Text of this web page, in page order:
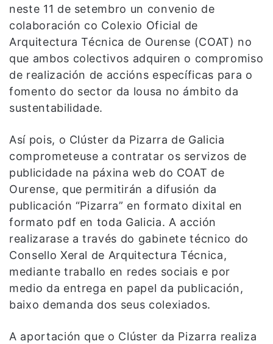
neste 11 de setembro un convenio de
colaboración co Colexio Oficial de
Arquitectura Técnica de Ourense (COAT) no
que ambos colectivos adquiren o compromiso
de realización de accións específicas para o
fomento do sector da lousa no ámbito da
sustentabilidade.
Así pois, o Clúster da Pizarra de Galicia
comprometeuse a contratar os servizos de
publicidade na páxina web do COAT de
Ourense, que permitirán a difusión da
publicación “Pizarra” en formato dixital en
formato pdf en toda Galicia. A acción
realizarase a través do gabinete técnico do
Consello Xeral de Arquitectura Técnica,
mediante traballo en redes sociais e por
medio da entrega en papel da publicación,
baixo demanda dos seus colexiados.
A aportación que o Clúster da Pizarra realiza